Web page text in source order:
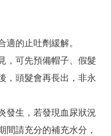
適的止吐劑緩解。
，可先預備帽子、假髮
，頭髮會再長出，非永
發生，若發現血尿狀況
間請充分的補充水分，